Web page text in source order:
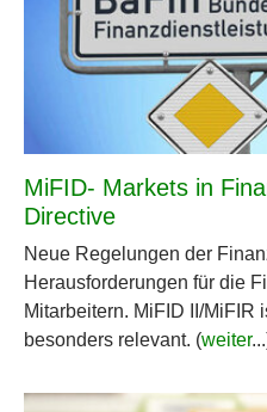
MiFID- Markets in
Directive
Neue Regelungen der
Herausforderungen für die
Mitarbeitern. MiFID II/MiFIR
besonders relevant. (weiter